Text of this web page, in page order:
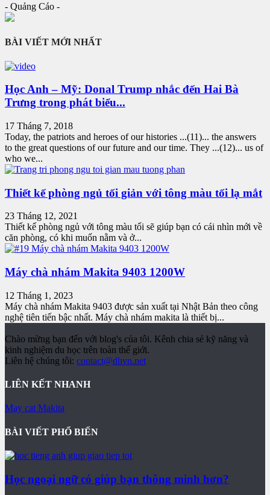
- Quảng Cáo -
BÀI VIẾT MỚI NHẤT
Học Anh – Mỹ: Donal Trump nhắc đến Hai Bà
Trưng trong phát biểu...
17 Tháng 7, 2018
Today, the patriots and heroes of our histories ...(11)... the answers
to the great questions of our future and our time. They ...(12)... us of
who we...
Thiết kế phòng ngủ tối giản với tông màu tối lạ mắt
23 Tháng 12, 2021
Thiết kế phòng ngủ với tông màu tối sẽ giúp bạn có cái nhìn mới về
căn phòng, có khi muốn nằm và ở...
Máy chà nhám Makita 9403 1200W
12 Tháng 1, 2023
Máy chà nhám Makita 9403 được sản xuất tại Nhật Bản theo công
nghệ tiên tiến bậc nhất. Máy chà nhám makita là thiết bị...
Chào mừng bạn đến với blog's của tôi. Kênh chia sẻ kỹ năng và
kinh nghiệm du học trên toàn thế giới.
Liên hệ chúng tôi: contact@dhvn.net
LIÊN KẾT NHANH
May cat Makita
BÀI VIẾT PHỔ BIẾN
Học ngoại ngữ có giúp bạn thông minh hơn?